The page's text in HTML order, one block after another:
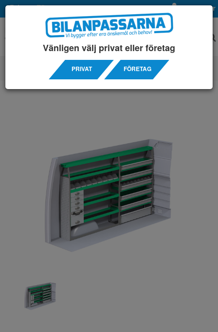
Privat Företag Mina sidor
SERVICEINREDNINGAR/ VOLKSWAGEN/ CRAFTER 3665
Vänligen välj privat eller företag
PRIVAT FÖRETAG